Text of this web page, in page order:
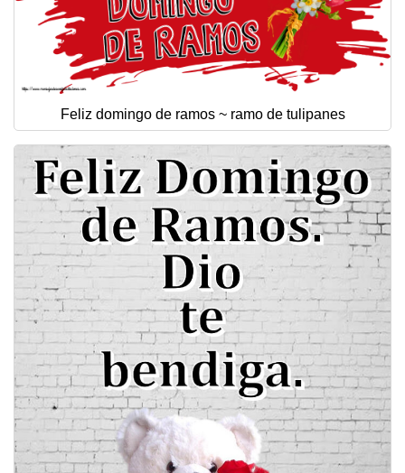
Feliz domingo de ramos ~ ramo de tulipanes